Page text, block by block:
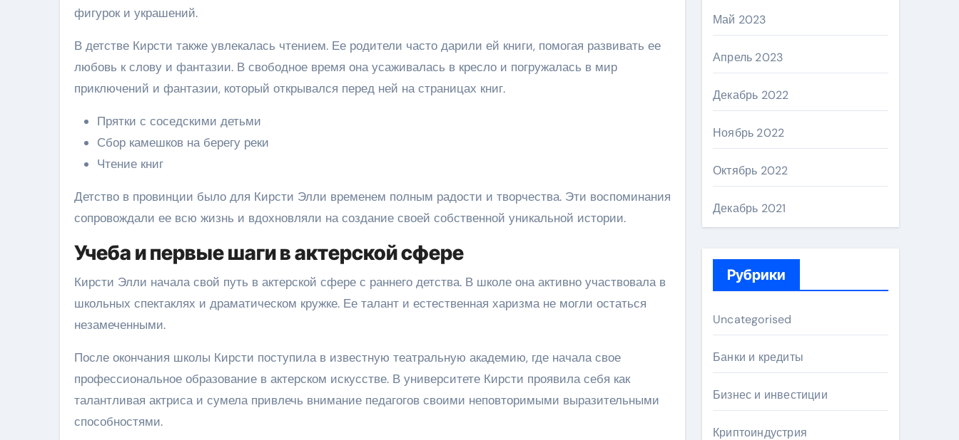
фигурок и украшений.
В детстве Кирсти также увлекалась чтением. Ее родители часто дарили ей книги, помогая развивать ее
любовь к слову и фантазии. В свободное время она усаживалась в кресло и погружалась в мир
приключений и фантазии, который открывался перед ней на страницах книг.
Прятки с соседскими детьми
Сбор камешков на берегу реки
Чтение книг
Детство в провинции было для Кирсти Элли временем полным радости и творчества. Эти воспоминания
сопровождали ее всю жизнь и вдохновляли на создание своей собственной уникальной истории.
Учеба и первые шаги в актерской сфере
Кирсти Элли начала свой путь в актерской сфере с раннего детства. В школе она активно участвовала в
школьных спектаклях и драматическом кружке. Ее талант и естественная харизма не могли остаться
незамеченными.
После окончания школы Кирсти поступила в известную театральную академию, где начала свое
профессиональное образование в актерском искусстве. В университете Кирсти проявила себя как
талантливая актриса и сумела привлечь внимание педагогов своими неповторимыми выразительными
способностями.
Май 2023
Апрель 2023
Декабрь 2022
Ноябрь 2022
Октябрь 2022
Декабрь 2021
Рубрики
Uncategorised
Банки и кредиты
Бизнес и инвестиции
Криптоиндустрия